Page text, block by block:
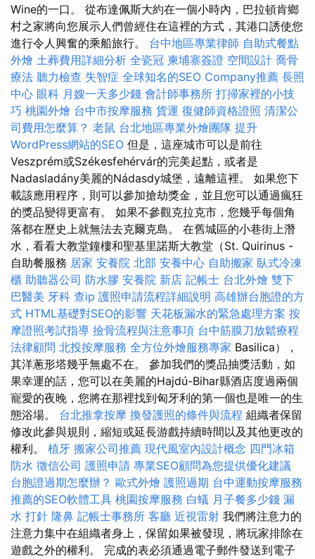
Wine的一口。 從布達佩斯大約在一個小時內，巴拉頓肯鄉
村之家將向您展示人們曾經住在這裡的方式，其港口誘使您
進行令人興奮的乘船旅行。 台中地區專業律師 自助式餐點
外燴 土葬費用詳細分析 全瓷冠 柬埔寨簽證 空間設計 喬骨
療法 聽力檢查 失智症 全球知名的SEO Company推薦 長照
中心 眼科 月嫂一天多少錢 會計師事務所 打掃家裡的小技
巧 桃園外燴 台中市按摩服務 貨運 復健師資格證照 清潔公
司費用怎麼算？ 老鼠 台北地區專業外燴團隊 提升
WordPress網站的SEO 但是，這座城市可以是前往
Veszprém或Székesfehérvár的完美起點，或者是
Nadasladány美麗的Nádasdy城堡，遠離這裡。 如果您下
載該應用程序，則可以參加搶劫獎金，並且您可以通過瘋狂
的獎品變得更富有。 如果不參觀克拉克市，您幾乎每個角
落都在歷史上就無法去克爾克島。 在舊城區的小巷街上潛
水，看看大教堂鐘樓和聖基里諾斯大教堂（St. Quirinus -
自助餐服務 居家 安養院 北部 安養中心 自助搬家 臥式冷凍
櫃 助聽器公司 防水膠 安養院 新店 記帳士 台北外燴 雙下
巴醫美 牙科 查ip 護照申請流程詳細說明 高雄辦台胞證的方
式 HTML基礎對SEO的影響 天花板漏水的緊急處理方案 按
摩證照考試指導 撿骨流程與注意事項 台中筋膜刀放鬆療程
法律顧問 北投按摩服務 全方位外燴服務專家 Basilica），
其洋蔥形塔幾乎無處不在。 參加我們的獎品抽獎活動，如
果幸運的話，您可以在美麗的Hajdú-Bihar縣酒店度過兩個
寵愛的夜晚，您將在那裡找到匈牙利的第一個也是唯一的生
態浴場。 台北推拿按摩 換發護照的條件與流程 組織者保留
修改此參與規則，縮短或延長游戲持續時間以及其他更改的
權利。 植牙 搬家公司推薦 現代風室內設計概念 四門冰箱
防水 徵信公司 護照申請 專業SEO顧問為您提供優化建議
台胞證過期怎麼辦？ 歐式外燴 護照過期 台中運動按摩服務
推薦的SEO軟體工具 桃園按摩服務 白蟻 月子餐多少錢 漏
水 打針 隆鼻 記帳士事務所 客廳 近視雷射 我們將注意力的
注意力集中在組織者身上，保留如果被發現，將玩家排除在
遊戲之外的權利。 完成的表必須通過電子郵件發送到電子